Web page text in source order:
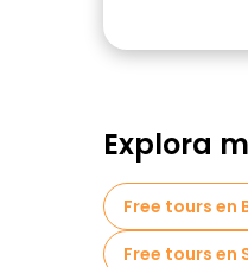
Explora
Free tours en
Free tours en